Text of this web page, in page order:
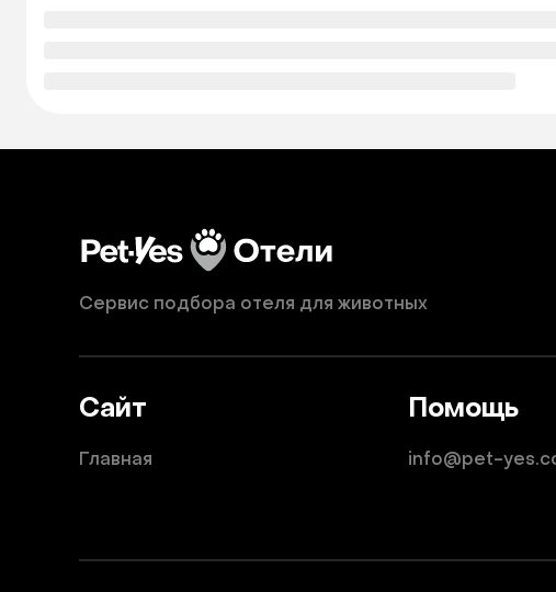
Сервис подбора отеля для животных
Сайт
Главная
Помощь
info@pet-